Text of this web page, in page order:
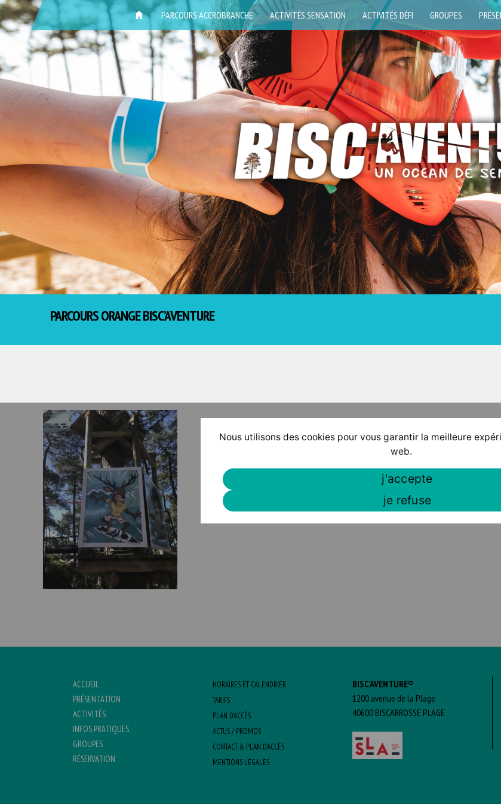
ACCUEIL PARCOURS ACCROBRANCHE ACTIVITÉS SENSATION ACTIVITÉS DÉFI GROUPES
PARCOURS ORANGE BISC’AVENTURE
ACCUEIL
PRÉSENTATION
ACTIVITÉS
INFOS PRATIQUES
GROUPES
RÉSERVATION
HORAIRES ET CALENDRIER
TARIFS
PLAN D’ACCÈS
ACTUS / PROMOS
CONTACT & PLAN D’ACCÈS
MENTIONS LÉGALES
BISC'AVENTURE®
1200 avenue de la Plage
40600 BISCARROSSE PLAGE
Nous utilisons des cookies pour vous garantir la meilleure
web.
j'accepte
je refuse